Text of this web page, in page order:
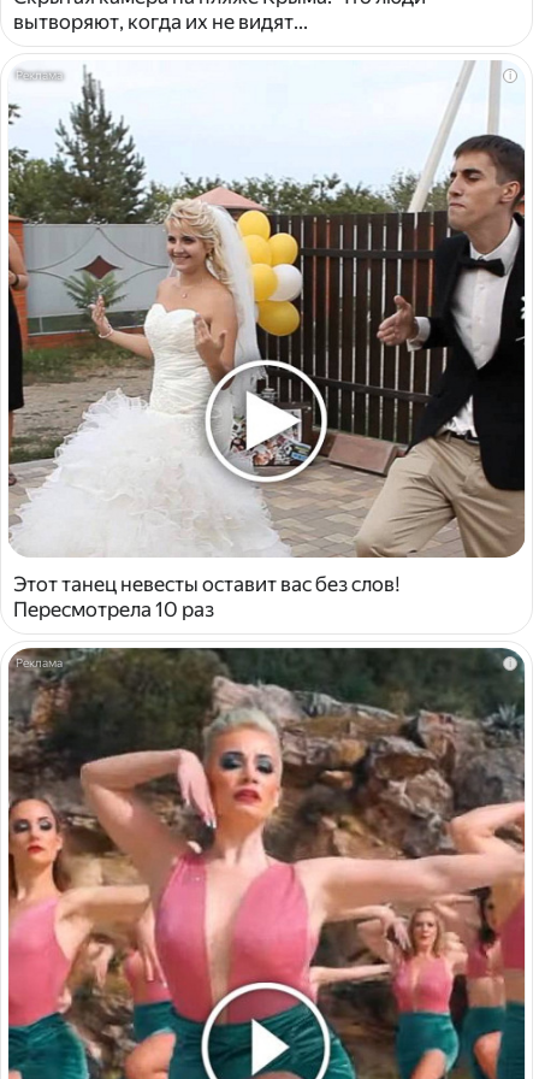
вытворяют, когда их не видят...
i
Этот танец невесты оставит вас без слов!
Пересмотрела 10 раз
i